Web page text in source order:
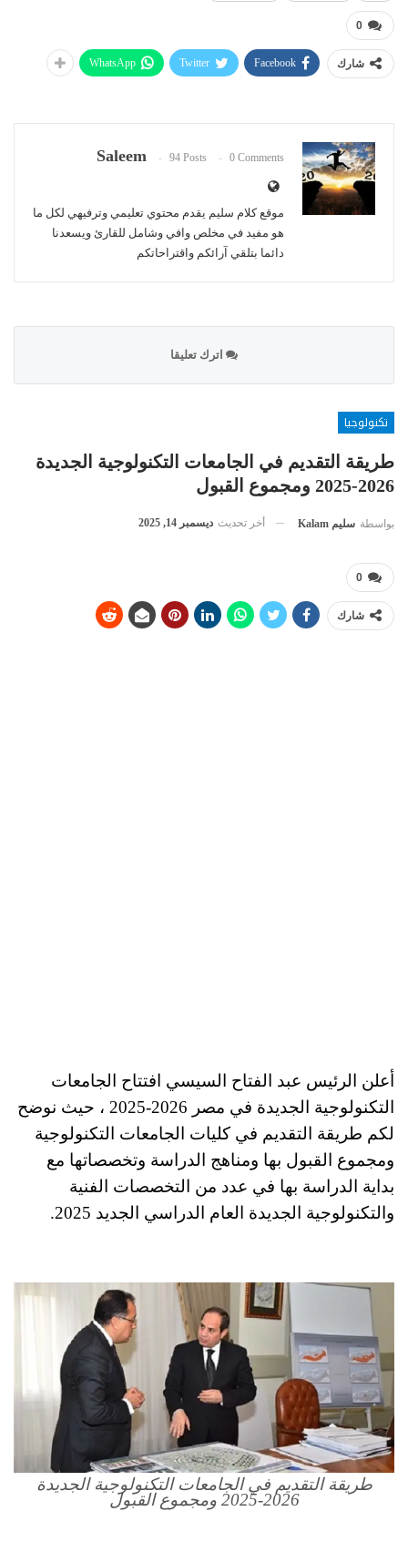
0
شارك Facebook
Twitter
WhatsApp
Saleem 94 Posts 0 Comments
موقع كلام سليم يقدم محتوي تعليمي وترفيهي لكل ما
هو مفيد في مخلص وافي وشامل للقارئ ويسعدنا
دائما بتلقي آرائكم واقتراحاتكم
اترك تعليقا
تكنولوجيا
طريقة التقديم في الجامعات التكنولوجية الجديدة
2026-2025 ومجموع القبول
بواسطة سليم Kalam أخر تحديث ديسمبر 14, 2025
0
شارك
أعلن الرئيس عبد الفتاح السيسي افتتاح الجامعات
التكنولوجية الجديدة في مصر 2026-2025 ، حيث نوضح
لكم طريقة التقديم في كليات الجامعات التكنولوجية
ومجموع القبول بها ومناهج الدراسة وتخصصاتها مع
بداية الدراسة بها في عدد من التخصصات الفنية
والتكنولوجية الجديدة العام الدراسي الجديد 2025.
طريقة التقديم في الجامعات التكنولوجية الجديدة
2026-2025 ومجموع القبول